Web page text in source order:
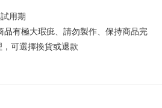
用期
品有極大瑕疵、請勿製作、保持商品完
可選擇換貨或退款